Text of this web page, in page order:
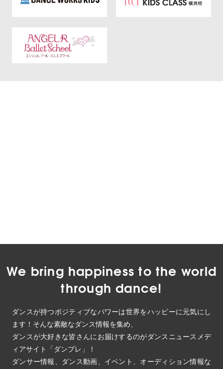
We bring happiness to the world
through dance!
ダンスが持つポジティブなパワーは世界をハッピーに元気にし
ます！そんな素敵なダンス情報を集め、
ダンスが大好きな皆さんにお届けするのがダンスニュースメデ
ィアサイト「ダンプレ」！
ダンサー情報、ダンス動画、イベント、オーディション情報な